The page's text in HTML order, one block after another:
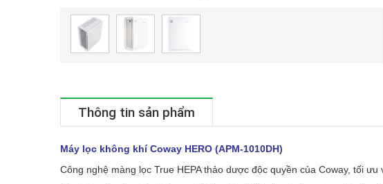
Thông tin sản phẩm
Máy lọc không khí Coway HERO (APM-1010DH)
Công nghệ màng lọc True HEPA thảo dược độc quyền của Coway, tối